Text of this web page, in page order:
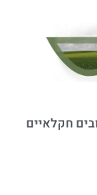
חקלאיים